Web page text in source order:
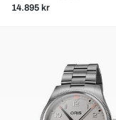
14.895 kr